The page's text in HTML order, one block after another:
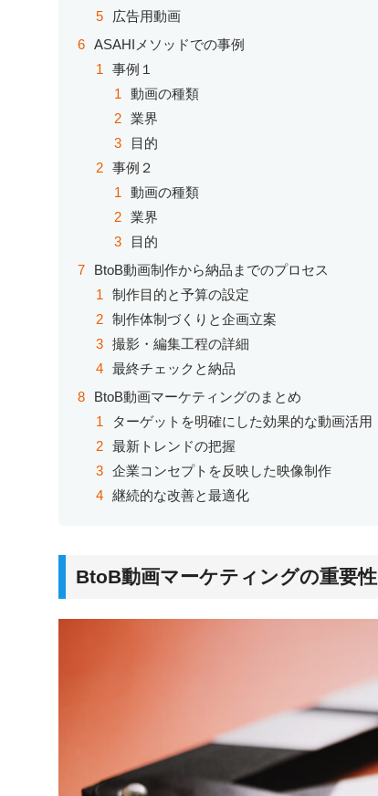
広告用動画
ASAHIメソッドでの事例
事例１
動画の種類
業界
目的
事例２
動画の種類
業界
目的
BtoB動画制作から納品までのプロセス
制作目的と予算の設定
制作体制づくりと企画立案
撮影・編集工程の詳細
最終チェックと納品
BtoB動画マーケティングのまとめ
ターゲットを明確にした効果的な動画活用
最新トレンドの把握
企業コンセプトを反映した映像制作
継続的な改善と最適化
BtoB動画マーケティングの重要性